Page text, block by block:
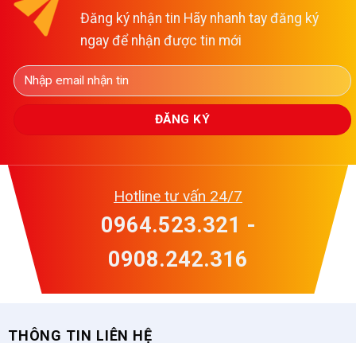
Đăng ký nhận tin Hãy nhanh tay đăng ký
ngay để nhận được tin mới
Hotline tư vấn 24/7
0964.523.321 -
0908.242.316
THÔNG TIN LIÊN HỆ